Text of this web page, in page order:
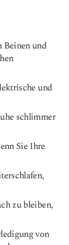
Beinen und
und
schlimmer
Sie Ihre
zu bleiben,
von